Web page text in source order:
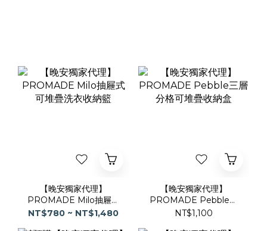
【晚安獨家代理】
PROMADE Milo抽屜式
可堆疊洗衣收納籃
NT$780 ~ NT$1,480
【晚安獨家代理】
PROMADE Pebble三
層分格可堆疊收納盒
NT$1,100